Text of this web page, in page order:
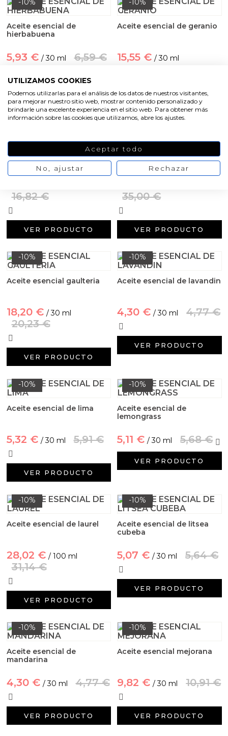
-10%
Aceite esencial de
hierbabuena
5,93 € / 30 ml 6,59 €
VER PRODUCTO
-10%
Aceite esencial de geranio
15,55 € / 30 ml
VER PRODUCTO
Aceite esencial de hinojo
16,82 €
VER PRODUCTO
Aceite esencial de jengibre
35,00 €
VER PRODUCTO
-10%
Aceite esencial gaulteria
18,20 € / 30 ml
20,23 €
VER PRODUCTO
-10%
Aceite esencial de lavandin
4,30 € / 30 ml 4,77 €
VER PRODUCTO
-10%
Aceite esencial de lima
5,32 € / 30 ml 5,91 €
VER PRODUCTO
-10%
Aceite esencial de
lemongrass
5,11 € / 30 ml 5,68 €
VER PRODUCTO
-10%
Aceite esencial de laurel
28,02 € / 100 ml
31,14 €
VER PRODUCTO
-10%
Aceite esencial de litsea
cubeba
5,07 € / 30 ml 5,64 €
VER PRODUCTO
-10%
Aceite esencial de
mandarina
4,30 € / 30 ml 4,77 €
VER PRODUCTO
-10%
Aceite esencial mejorana
9,82 € / 30 ml 10,91 €
VER PRODUCTO
Aceites y Mantecas
Aceites Esenciales
UTILIZAMOS COOKIES
Podemos utilizarlas para el análisis de los datos de nuestros visitantes,
para mejorar nuestro sitio web, mostrar contenido personalizado y
brindarle una excelente experiencia en el sitio web. Para obtener más
información sobre las cookies que utilizamos, abre los ajustes.
Aceptar todo
No, ajustar Rechazar